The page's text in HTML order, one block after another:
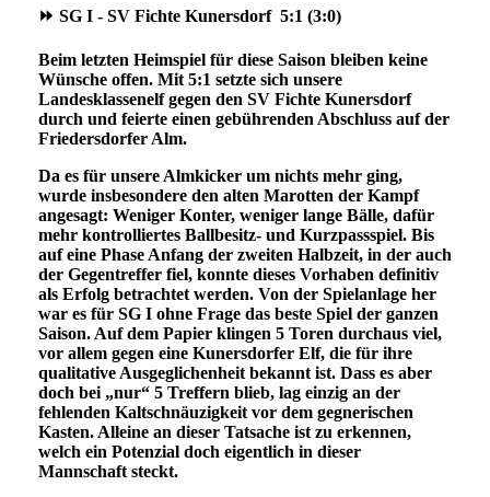
⏩ SG I - SV Fichte Kunersdorf 5:1 (3:0)
Beim letzten Heimspiel für diese Saison bleiben keine
Wünsche offen. Mit 5:1 setzte sich unsere
Landesklassenelf gegen den SV Fichte Kunersdorf
durch und feierte einen gebührenden Abschluss auf der
Friedersdorfer Alm.
Da es für unsere Almkicker um nichts mehr ging,
wurde insbesondere den alten Marotten der Kampf
angesagt: Weniger Konter, weniger lange Bälle, dafür
mehr kontrolliertes Ballbesitz- und Kurzpassspiel. Bis
auf eine Phase Anfang der zweiten Halbzeit, in der auch
der Gegentreffer fiel, konnte dieses Vorhaben definitiv
als Erfolg betrachtet werden. Von der Spielanlage her
war es für SG I ohne Frage das beste Spiel der ganzen
Saison. Auf dem Papier klingen 5 Toren durchaus viel,
vor allem gegen eine Kunersdorfer Elf, die für ihre
qualitative Ausgeglichenheit bekannt ist. Dass es aber
doch bei „nur“ 5 Treffern blieb, lag einzig an der
fehlenden Kaltschnäuzigkeit vor dem gegnerischen
Kasten. Alleine an dieser Tatsache ist zu erkennen,
welch ein Potenzial doch eigentlich in dieser
Mannschaft steckt.